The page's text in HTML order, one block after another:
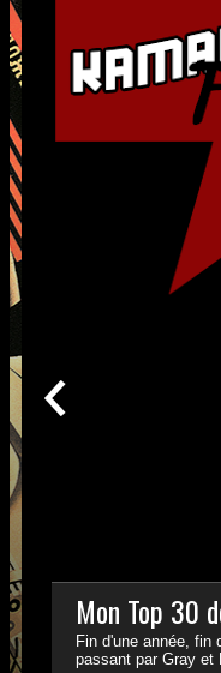
Mon Top 30
Fin d'une année, fin
passant par Gray et